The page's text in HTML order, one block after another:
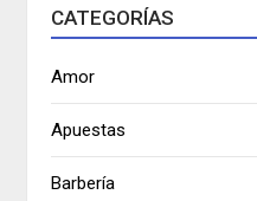
CATEGORÍAS
Amor
Apuestas
Barbería